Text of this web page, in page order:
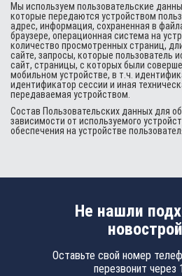
Мы используем пользовательские
которые передаются устройством
адрес, информация, сохраненная в
браузере, операционная система на
количество просмотренных страниц,
сайте, запросы, которые пользователь
сайт, страницы, с которых были
мобильном устройстве, в т.ч.
идентификатор сессии и иная
передаваемая устройством.
Состав Пользовательских данных для
зависимости от используемого
обеспечения на устройстве
Не нашли
Оставьте свой номер
перезвонит через